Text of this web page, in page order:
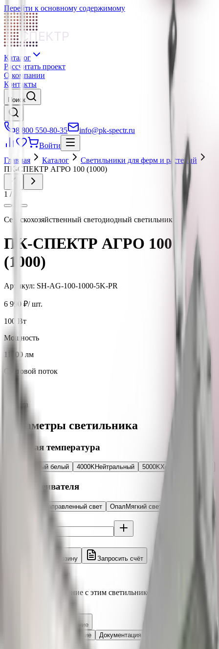
Перейти к основному содержимому
СПЕКТР
Каталог
Рассчитать проект
О компании
Контакты
Поиск
8 800 550-80-35
info@pk-spectr.ru
Войти
Главная
Каталог
Светильники для ферм и растений
ПК-СПЕКТР АГРО 100 (1000)
1 /
Сельскохозяйственный светодиодный светильник
ПК-СПЕКТР АГРО 100
(1000)
Артикул: SH-AG-100-1000-5K-PR
6 990 ₽/ шт.
100 Вт
Мощность
11300 лм
Световой поток
Защита
Параметры светильника
Цветовая температура
Тёплый белый 4000KНейтральный 5000KХолодный белый
Тип рассеивателя
Направленный свет Опал Мягкий свет, UGR<19
Добавить в корзину Запросить счёт
Рассчитайте освещение с этим светильником в 3D
Рассчитать освещение
Описание Документация